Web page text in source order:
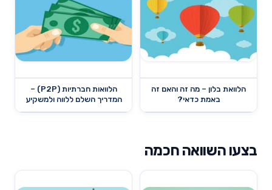
הלוואת בלון – מה זה והאם זה
באמת כדאי?
הלוואות חברתיות (P2P) –
המדריך השלם ללווה ולמשקיע
בצעו השוואה חכמה